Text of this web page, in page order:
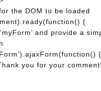
the DOM to be loaded
{
and provide a
{
you for your